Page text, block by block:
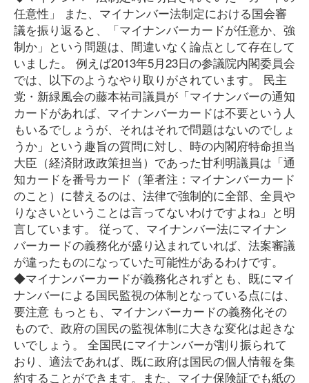
任意性」 また、マイナンバー法制定における国会審
議を振り返ると、「マイナンバーカードが任意か、強
制か」という問題は、間違いなく論点として存在して
いました。 例えば2013年5月23日の参議院内閣委員会
では、以下のようなやり取りがされています。 民主
党・新緑風会の藤本祐司議員が「マイナンバーの通知
カードがあれば、マイナンバーカードは不要という人
もいるでしょうが、それはそれで問題はないのでしょ
うか」という趣旨の質問に対し、時の内閣府特命担当
大臣（経済財政政策担当）であった甘利明議員は「通
知カードを番号カード（筆者注：マイナンバーカード
のこと）に替えるのは、法律で強制的に全部、全員や
りなさいということは言ってないわけですよね」と明
言しています。 従って、マイナンバー法にマイナン
バーカードの義務化が盛り込まれていれば、法案審議
が違ったものになっていた可能性があるわけです。
◆マイナンバーカードが義務化されずとも、既にマイ
ナンバーによる国民監視の体制となっている点には、
要注意 もっとも、マイナンバーカードの義務化その
もので、政府の国民の監視体制に大きな変化は起きな
いでしょう。 全国民にマイナンバーが割り振られて
おり、適法であれば、既に政府は国民の個人情報を集
約することができます。また、マイナ保険証でも紙の